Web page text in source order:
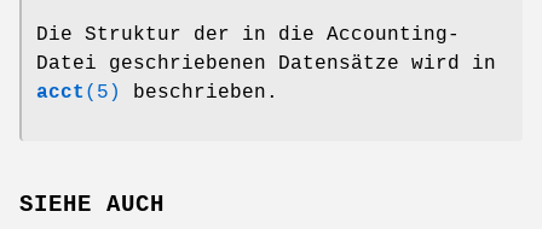
Die Struktur der in die Accounting-
Datei geschriebenen Datensätze wird in
acct (5) beschrieben.
SIEHE AUCH